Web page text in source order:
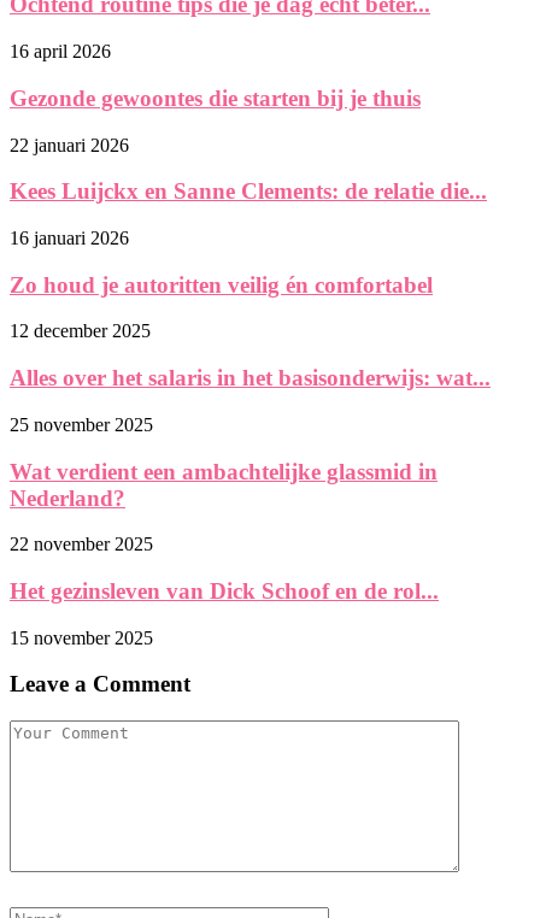
16 april 2026
Gezonde gewoontes die starten bij je thuis
22 januari 2026
Kees Luijckx en Sanne Clements: de relatie die...
16 januari 2026
Zo houd je autoritten veilig én comfortabel
12 december 2025
Alles over het salaris in het basisonderwijs: wat...
25 november 2025
Wat verdient een ambachtelijke glassmid in
Nederland?
22 november 2025
Het gezinsleven van Dick Schoof en de rol...
15 november 2025
Leave a Comment